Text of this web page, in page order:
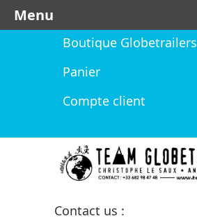
Boutique Globetrailers
Panier
Compte client
Contact us :
Menu